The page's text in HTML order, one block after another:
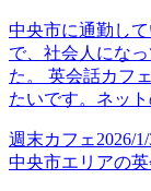
中央市に通勤し
で、社会人にな
た。 英会話カフ
たいです。ネッ
週末カフェ 2026/1/
中央市エリアの